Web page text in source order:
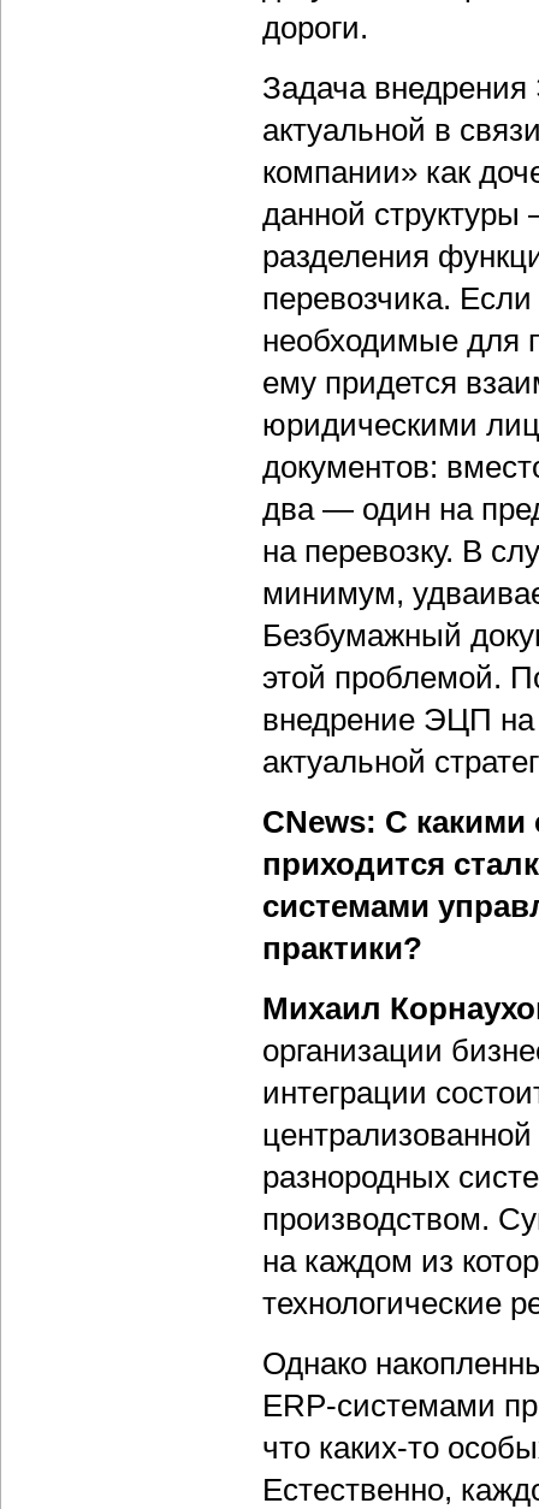
дороги.
Задача
актуальной в
компании» как
данной структуры
разделения
перевозчика.
необходимые для
ему придется
юридическими
документов:
два — один на
на перевозку. В
минимум,
Безбумажный
этой проблемой.
внедрение ЭЦП
актуальной
CNews: С
приходится
системами
практики?
Михаил
организации
интеграции
разнородных
производством.
на каждом из
технологические
Однако
ERP-системами
что каких-то
Естественно,